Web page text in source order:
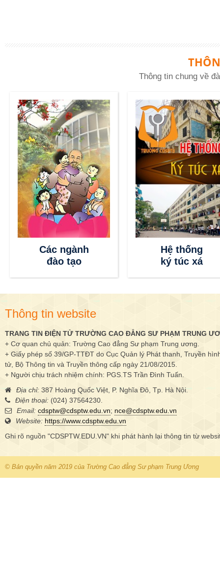
Thông tin chung về
Thông tin
tuyển sinh
Các ngành
đào tạo
Thông tin website
TRANG TIN ĐIỆN TỬ TRƯỜNG CAO ĐẲNG SƯ PHẠM TRUNG
+ Cơ quan chủ quản: Trường Cao đẳng Sư phạm Trung ương.
+ Giấy phép số 39/GP-TTĐT do Cục Quản lý Phát thanh, Truyền
tử, Bộ Thông tin và Truyền thông cấp ngày 21/08/2015.
+ Người chịu trách nhiệm chính: PGS.TS Trần Đình Tuấn.
Địa chỉ: 387 Hoàng Quốc Việt, P. Nghĩa Đô, Tp. Hà Nội.
Điện thoại: (024) 37564230.
Email: cdsptw@cdsptw.edu.vn; nce@cdsptw.edu.vn
Website: https://www.cdsptw.edu.vn
Ghi rõ nguồn "CDSPTW.EDU.VN" khi phát hành lại thông tin từ
© Bản quyền năm 2019 của Trường Cao đẳng Sư phạm Trung Ương